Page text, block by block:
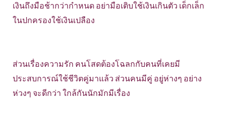
เงินถึงมือช้ากว่ากำหนด อย่ามือเติบใช้เงินเกินตัว เด็กเล็ก
ในปกครองใช้เงินเปลือง
ส่วนเรื่องความรัก คนโสดต้องโฉลกกับคนที่เคยมี
ประสบการณ์ใช้ชีวิตคู่มาแล้ว ส่วนคนมีคู่ อยู่ห่างๆ อย่าง
ห่วงๆ จะดีกว่า ใกล้กันนักมักมีเรื่อง